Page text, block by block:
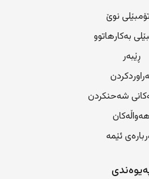
نوێ
بەکارهاتوو
ڕێبەر
شەحنکردن
هەواڵەکان
ئێمە